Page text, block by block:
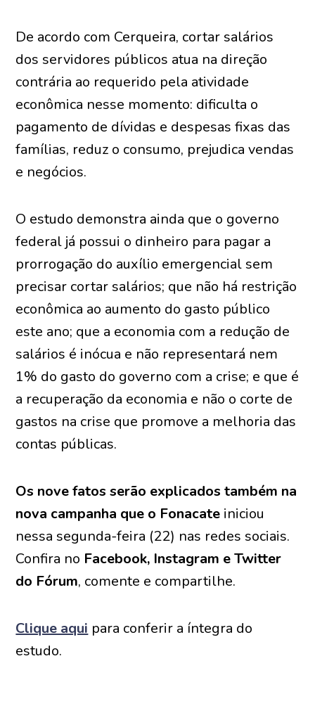
De acordo com Cerqueira, cortar salários
dos servidores públicos atua na direção
contrária ao requerido pela atividade
econômica nesse momento: dificulta o
pagamento de dívidas e despesas fixas das
famílias, reduz o consumo, prejudica vendas
e negócios.
O estudo demonstra ainda que o governo
federal já possui o dinheiro para pagar a
prorrogação do auxílio emergencial sem
precisar cortar salários; que não há restrição
econômica ao aumento do gasto público
este ano; que a economia com a redução de
salários é inócua e não representará nem
1% do gasto do governo com a crise; e que é
a recuperação da economia e não o corte de
gastos na crise que promove a melhoria das
contas públicas.
Os nove fatos serão explicados também na
nova campanha que o Fonacate iniciou
nessa segunda-feira (22) nas redes sociais.
Confira no Facebook, Instagram e Twitter
do Fórum, comente e compartilhe.
Clique aqui para conferir a íntegra do
estudo.